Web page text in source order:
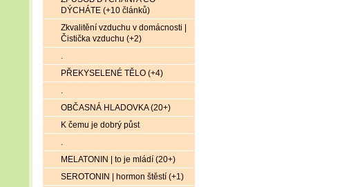
DÝCHÁTE (+10 článků)
Zkvalitění vzduchu v domácnosti |
Čistička vzduchu (+2)
.
PŘEKYSELENÉ TĚLO (+4)
.
OBČASNÁ HLADOVKA (20+)
K čemu je dobrý půst
.
MELATONIN | to je mládí (20+)
SEROTONIN | hormon štěstí (+1)